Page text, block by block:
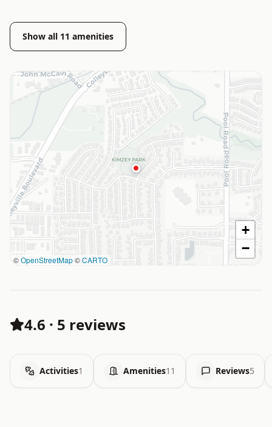
Show all 11 amenities
©OpenStreetMap©CARTO
+
−
4.6 · 5 reviews
Activities1 Amenities11 Reviews5